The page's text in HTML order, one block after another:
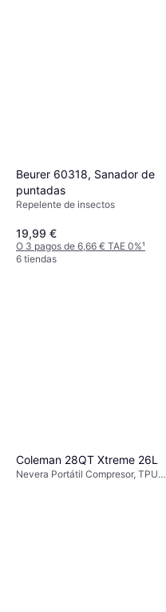
Beurer 60318, Sanador de
puntadas
Repelente de insectos
19,99 €
O 3 pagos de 6,66 € TAE 0%¹
6 tiendas
Coleman 28QT Xtreme 26L
Nevera Portátil Compresor, TPU